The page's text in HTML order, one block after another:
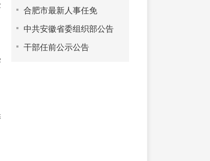
合肥市最新人事任免
中共安徽省委组织部公告
干部任前公示公告